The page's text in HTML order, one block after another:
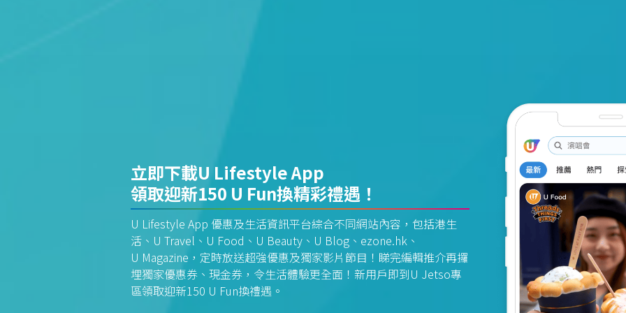
立即下載U Lifestyle App
領取迎新150 U Fun換精彩禮遇！
U Lifestyle App 優惠及生活資訊平台綜合不同網站內容，包括港生
活、U Travel、U Food、U Beauty、U Blog、ezone.hk、
U Magazine，定時放送超強優惠及獨家影片節目！睇完編輯推介再攞
埋獨家優惠券、現金券，令生活體驗更全面！新用戶即到U Jetso專
區領取迎新150 U Fun換禮遇。